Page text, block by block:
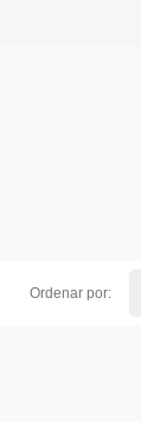
Ordenar por: